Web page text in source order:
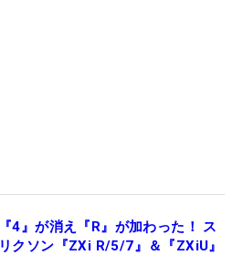
『4』が消え『R』が加わった！ ス
リクソン『ZXi R/5/7』＆『ZXiU』